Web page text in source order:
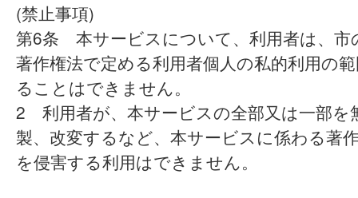
(禁止事項)
第6条 本サービスについて、利用者は、市
著作権法で定める利用者個人の私的利用の
ることはできません。
2 利用者が、本サービスの全部又は一部を
製、改変するなど、本サービスに係わる著
を侵害する利用はできません。